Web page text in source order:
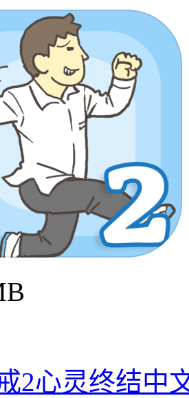
2心灵终结中